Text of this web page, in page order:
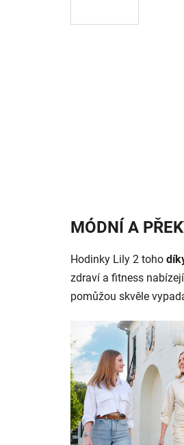
MÓDNÍ A
Hodinky Lily 2 toho
zdraví a fitness
pomůžou skvěle